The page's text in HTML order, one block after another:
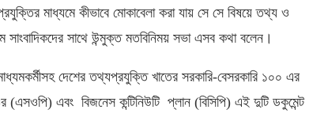
মাধ্যমে কীভাবে মোকাবেলা করা যায় সে সে বিষয়ে তথ্য ও
সাথে উন্মুক্ত মতবিনিময় সভা এসব কথা বলেন।
দেশের তথ্যপ্রযুক্তি খাতের সরকারি-বেসরকারি ১০০ এর
এবং বিজনেস কন্টিনিউটি প্লান (বিসিপি) এই দুটি ডকুমেন্ট